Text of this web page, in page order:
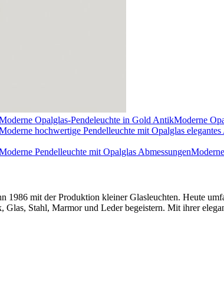
Moderne
1986 mit der Produktion kleiner Glasleuchten. Heute
Stahl, Marmor und Leder begeistern. Mit ihrer